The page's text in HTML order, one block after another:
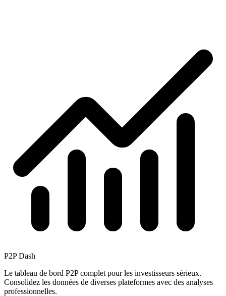
P2P Dash
Le tableau de bord P2P complet pour les investisseurs sérieux.
Consolidez les données de diverses plateformes avec des analyses
professionnelles.